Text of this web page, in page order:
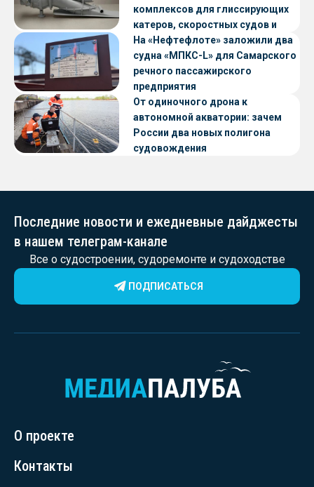
комплексов для глиссирующих
катеров, скоростных судов и
судов с малой осадкой
На «Нефтефлоте» заложили два
судна «МПКС-L» для Самарского
речного пассажирского
предприятия
От одиночного дрона к
автономной акватории: зачем
России два новых полигона
судовождения
Последние новости и ежедневные дайджесты
в нашем телеграм-канале
Все о судостроении, судоремонте и судоходстве
ПОДПИСАТЬСЯ
О проекте
Контакты